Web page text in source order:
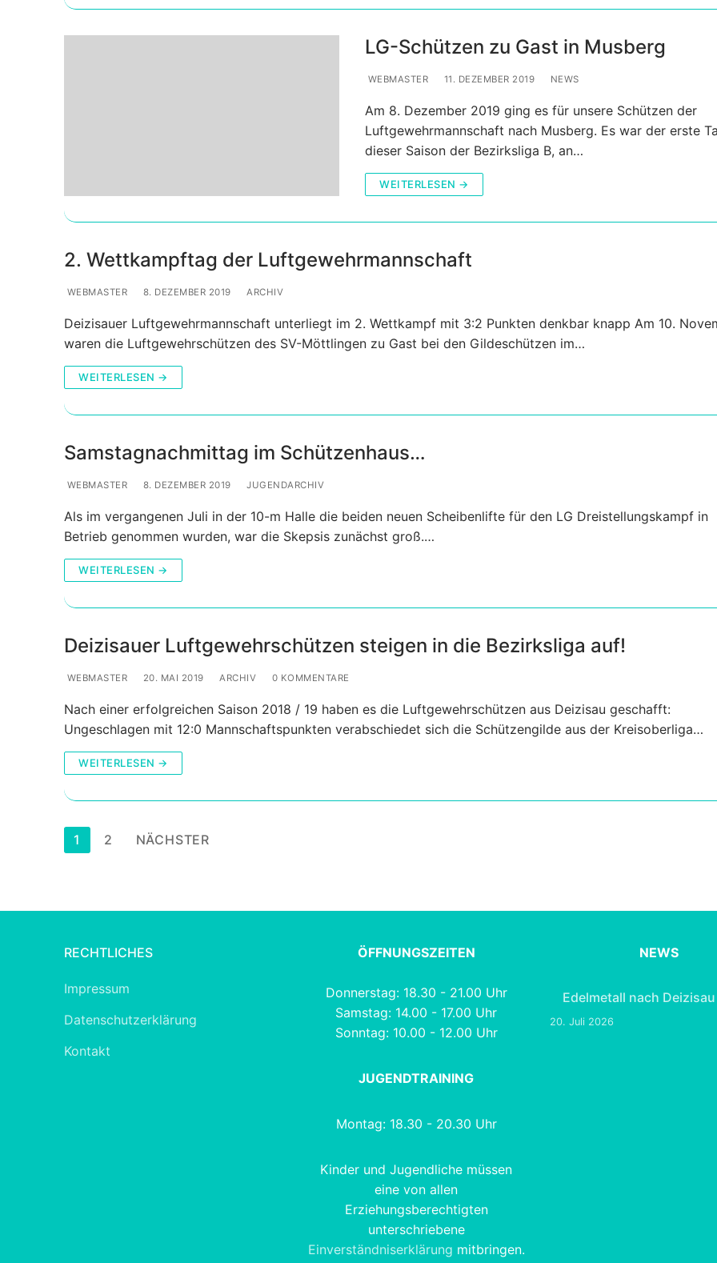
LG-Schützen zu Gast in Musberg
WEBMASTER 11. DEZEMBER 2019 NEWS
Am 8. Dezember 2019 ging es für unsere Schützen der
Luftgewehrmannschaft nach Musberg. Es war der erste
dieser Saison der Bezirksliga B, an…
WEITERLESEN →
2. Wettkampftag der Luftgewehrmannschaft
WEBMASTER 8. DEZEMBER 2019 ARCHIV
Deizisauer Luftgewehrmannschaft unterliegt im 2. Wettkampf mit 3:2 Punkten denkbar knapp Am 10.
waren die Luftgewehrschützen des SV-Möttlingen zu Gast bei den Gildeschützen im…
WEITERLESEN →
Samstagnachmittag im Schützenhaus…
WEBMASTER 8. DEZEMBER 2019 JUGENDARCHIV
Als im vergangenen Juli in der 10-m Halle die beiden neuen Scheibenlifte für den LG Dreistellungskampf in
Betrieb genommen wurden, war die Skepsis zunächst groß.…
WEITERLESEN →
Deizisauer Luftgewehrschützen steigen in die Bezirksliga auf!
WEBMASTER 20. MAI 2019 ARCHIV 0 KOMMENTARE
Nach einer erfolgreichen Saison 2018 / 19 haben es die Luftgewehrschützen aus Deizisau geschafft:
Ungeschlagen mit 12:0 Mannschaftspunkten verabschiedet sich die Schützengilde aus der Kreisoberliga…
WEITERLESEN →
Seitennummerierung
1 2 NÄCHSTER
RECHTLICHES
Impressum
Datenschutzerklärung
Kontakt
ÖFFNUNGSZEITEN
Donnerstag: 18.30 - 21.00 Uhr
Samstag: 14.00 - 17.00 Uhr
Sonntag: 10.00 - 12.00 Uhr
JUGENDTRAINING
Montag: 18.30 - 20.30 Uhr
Kinder und Jugendliche müssen
eine von allen
Erziehungsberechtigten
unterschriebene
Einverständniserklärung mitbringen.
NEWS
Edelmetall nach Deizisau
20. Juli 2026